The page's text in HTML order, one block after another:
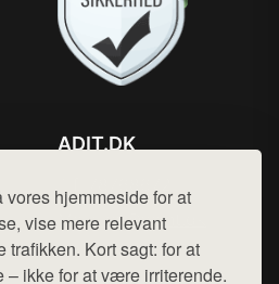
hjemmeside for at
vise mere relevant
trafikken. Kort sagt: for at
– ikke for at være irriterende.
ADIT.DK
Mail: hej@want.dk
Cookie- og privatlivspolitik